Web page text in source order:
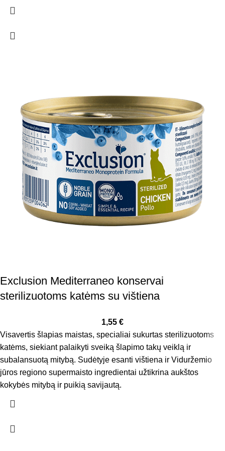
Exclusion Mediterraneo konservai
sterilizuotoms katėms su vištiena
1,55 €
Visavertis šlapias maistas, specialiai sukurtas sterilizuotoms
katėms, siekiant palaikyti sveiką šlapimo takų veiklą ir
subalansuotą mitybą. Sudėtyje esanti vištiena ir Viduržemio
jūros regiono supermaisto ingredientai užtikrina aukštos
kokybės mitybą ir puikią savijautą.